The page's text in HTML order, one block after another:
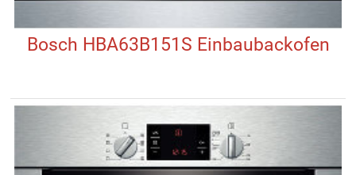
Bosch HBA63B151S Einbaubackofen